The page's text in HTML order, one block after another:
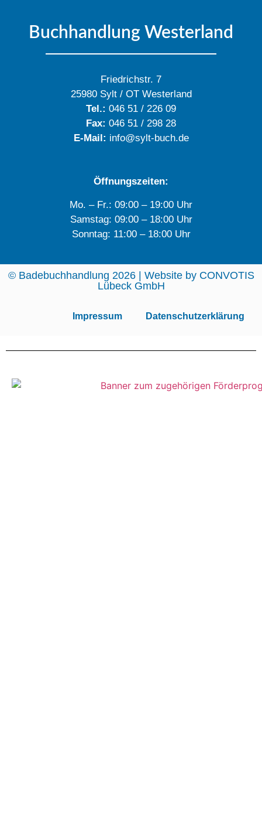
Buchhandlung Westerland
Friedrichstr. 7
25980 Sylt / OT Westerland
Tel.: 046 51 / 226 09
Fax: 046 51 / 298 28
E-Mail: info@sylt-buch.de
Öffnungszeiten:
Mo. – Fr.: 09:00 – 19:00 Uhr
Samstag: 09:00 – 18:00 Uhr
Sonntag: 11:00 – 18:00 Uhr
© Badebuchhandlung 2026 | Website by CONVOTIS
Lübeck GmbH
Impressum Datenschutzerklärung